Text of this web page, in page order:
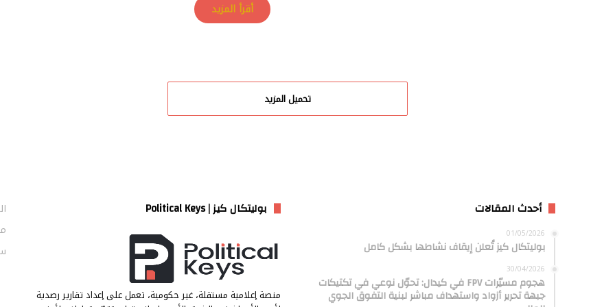
أقرأ المزيد
تحميل المزيد
أحدث المقالات
01/05/2026
بوليتكال كيز تُعلن إيقاف نشاطها بشكل كامل
30/04/2026
هجوم مسيّرات FPV في كيدال: تحوّل نوعي في تكتيكات
جبهة تحرير أزواد واستهداف مباشر لبنية التفوق الجوي
بوليتكال كيز | Political Keys
منصة إعلامية مستقلة، غير حكومية، تعمل على إعداد تقارير رصدية